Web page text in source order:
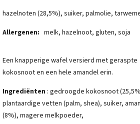
hazelnoten (28,5%), suiker, palmolie,
Allergenen: melk, hazelnoot, gluten, soja
Een knapperige wafel versierd met geraspte
kokosnoot en een hele amandel erin.
Ingrediënten : gedroogde kokosnoot
plantaardige vetten (palm, shea), suiker,
(8%), magere melkpoeder,